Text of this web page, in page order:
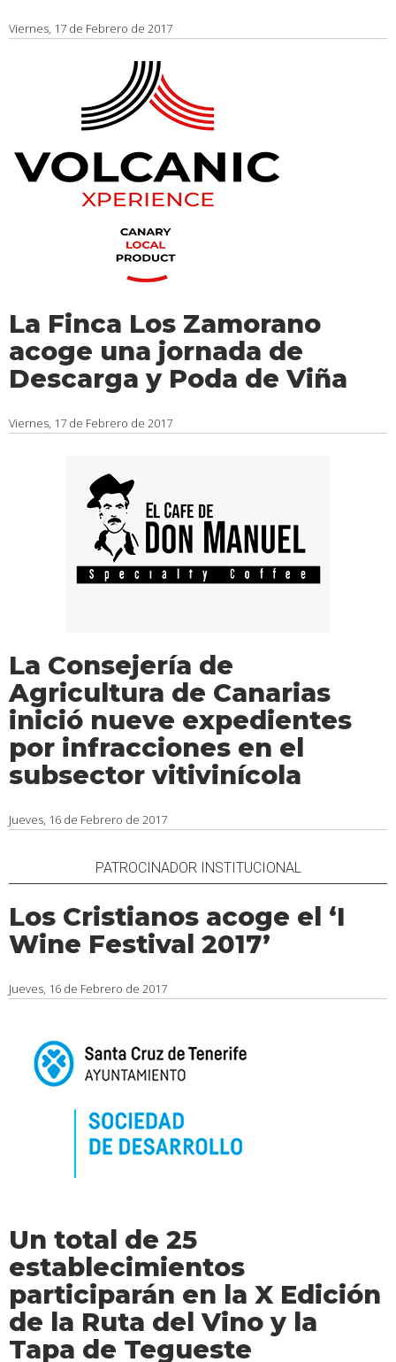
Viernes, 17 de Febrero de 2017
La Finca Los Zamorano
acoge una jornada de
Descarga y Poda de Viña
Viernes, 17 de Febrero de 2017
La Consejería de
Agricultura de Canarias
inició nueve expedientes
por infracciones en el
subsector vitivinícola
Jueves, 16 de Febrero de 2017
PATROCINADOR INSTITUCIONAL
Los Cristianos acoge el ‘I
Wine Festival 2017’
Jueves, 16 de Febrero de 2017
Un total de 25
establecimientos
participarán en la X Edición
de la Ruta del Vino y la
Tapa de Tegueste